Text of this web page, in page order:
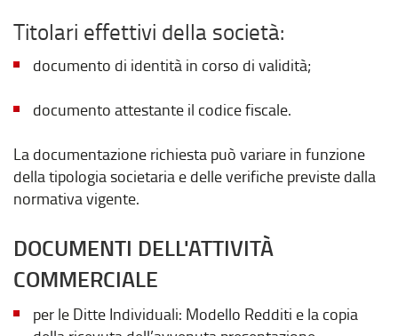
Titolari effettivi della società:
documento di identità in corso di validità;
documento attestante il codice fiscale.
La documentazione richiesta può variare in funzione
della tipologia societaria e delle verifiche previste dalla
normativa vigente.
DOCUMENTI DELL'ATTIVITÀ
COMMERCIALE
per le Ditte Individuali: Modello Redditi e la copia